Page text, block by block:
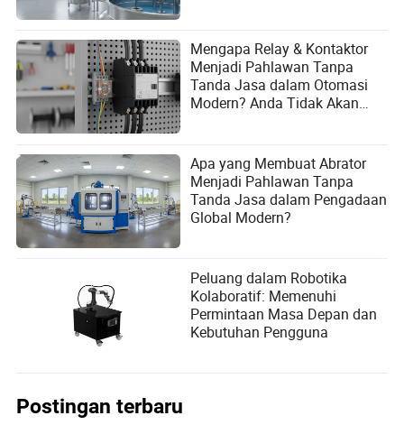
Mengapa Relay & Kontaktor
Menjadi Pahlawan Tanpa
Tanda Jasa dalam Otomasi
Modern? Anda Tidak Akan
Apa yang Membuat Abrator
Menjadi Pahlawan Tanpa
Tanda Jasa dalam Pengadaan
Global Modern?
Peluang dalam Robotika
Kolaboratif: Memenuhi
Permintaan Masa Depan dan
Kebutuhan Pengguna
Postingan terbaru